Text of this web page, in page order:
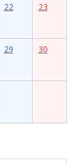
22 23
29 30